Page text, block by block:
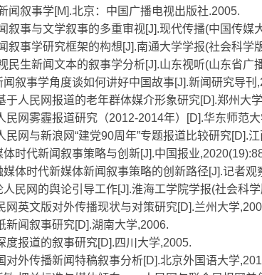
闻叙事学[M].北京：中国广播电视出版社.2005.
叙事与文学叙事的多重审视[J].现代传播(中国传媒
叙事学研究框架的构想[J].南通大学学报(社会科学
民生新闻文本的叙事学分析[J].山东视听(山东省广
闻叙事学角度谈如何讲好中国故事[J].新闻研究导刊
于人民网报道的老年群体媒介形象研究[D].郑州大
民网雾霾报道研究（2012-2014年）[D].华东师范
民网与新浪网“建党90周年”专题报道比较研究[D].
体时代新闻叙事策略与创新[J].中国报业
媒体时代新媒体新闻叙事策略的创新路径[J].记者观
人民网的舆论引导工作[J].淮海工学院学报(社会科
网英文版对外传播现状与对策研究[D].兰州大学
新闻叙事研究[D].湖南大学,2006.
度报道的叙事研究[D].四川大学,2005.
对外传播新闻特稿叙事分析[D].北京外国语大学